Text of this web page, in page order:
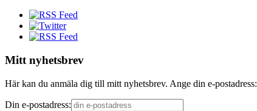
Mitt nyhetsbrev
Här kan du anmäla dig till mitt nyhetsbrev. Ange din e-postadress:
Din e-postadress: